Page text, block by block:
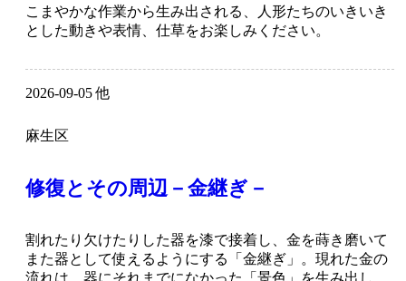
こまやかな作業から生み出される、人形たちのいきいき
とした動きや表情、仕草をお楽しみください。
2026-09-05 他
麻生区
修復とその周辺－金継ぎ－
割れたり欠けたりした器を漆で接着し、金を蒔き磨いて
また器として使えるようにする「金継ぎ」。現れた金の